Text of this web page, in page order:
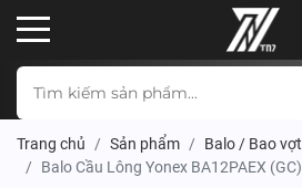
Trang chủ Sản phẩm Balo / Bao vợt
Balo Cầu Lông Yonex BA12PAEX (GC)